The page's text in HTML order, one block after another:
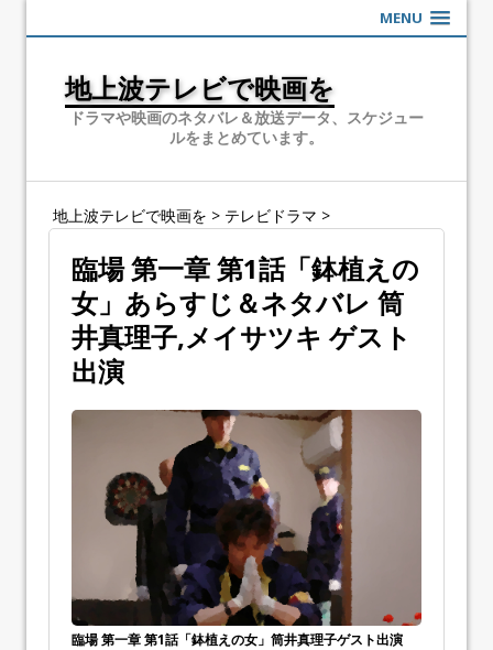
MENU
地上波テレビで映画を
ドラマや映画のネタバレ＆放送データ、スケジュー
ルをまとめています。
地上波テレビで映画を > テレビドラマ >
臨場 第一章 第1話「鉢植えの
女」あらすじ＆ネタバレ 筒
井真理子,メイサツキ ゲスト
出演
臨場 第一章 第1話「鉢植えの女」筒井真理子ゲスト出演